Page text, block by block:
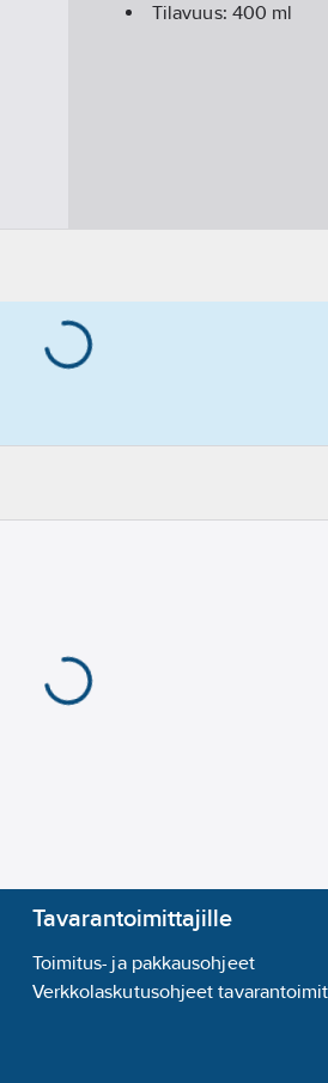
Tilavuus: 400 ml
Tavarantoimittajille
Toimitus- ja pakkausohjeet
Verkkolaskutusohjeet